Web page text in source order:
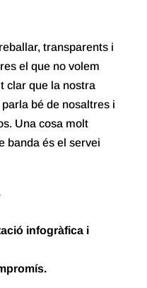
transparents i
el que no volem
clar que la nostra
bé de nosaltres i
Una cosa molt
banda és el servei
infogràfica i